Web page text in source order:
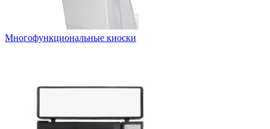
Многофункциональные киоски